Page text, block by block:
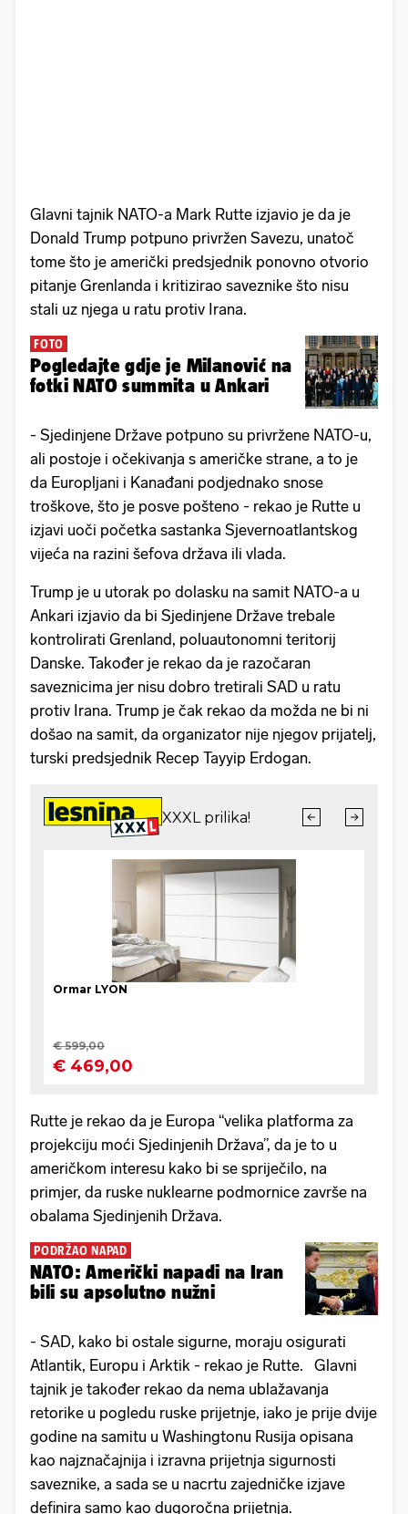
Glavni tajnik NATO-a Mark Rutte izjavio je da je
Donald Trump potpuno privržen Savezu, unatoč
tome što je američki predsjednik ponovno otvorio
pitanje Grenlanda i kritizirao saveznike što nisu
stali uz njega u ratu protiv Irana.
FOTO
Pogledajte gdje je Milanović na
fotki NATO summita u Ankari
- Sjedinjene Države potpuno su privržene NATO-u,
ali postoje i očekivanja s američke strane, a to je
da Europljani i Kanađani podjednako snose
troškove, što je posve pošteno - rekao je Rutte u
izjavi uoči početka sastanka Sjevernoatlantskog
vijeća na razini šefova država ili vlada.
Trump je u utorak po dolasku na samit NATO-a u
Ankari izjavio da bi Sjedinjene Države trebale
kontrolirati Grenland, poluautonomni teritorij
Danske. Također je rekao da je razočaran
saveznicima jer nisu dobro tretirali SAD u ratu
protiv Irana. Trump je čak rekao da možda ne bi ni
došao na samit, da organizator nije njegov prijatelj,
turski predsjednik Recep Tayyip Erdogan.
Rutte je rekao da je Europa “velika platforma za
projekciju moći Sjedinjenih Država”, da je to u
američkom interesu kako bi se spriječilo, na
primjer, da ruske nuklearne podmornice završe na
obalama Sjedinjenih Država.
PODRŽAO NAPAD
NATO: Američki napadi na Iran
bili su apsolutno nužni
- SAD, kako bi ostale sigurne, moraju osigurati
Atlantik, Europu i Arktik - rekao je Rutte. Glavni
tajnik je također rekao da nema ublažavanja
retorike u pogledu ruske prijetnje, iako je prije dvije
godine na samitu u Washingtonu Rusija opisana
kao najznačajnija i izravna prijetnja sigurnosti
saveznike, a sada se u nacrtu zajedničke izjave
definira samo kao dugoročna prijetnja.